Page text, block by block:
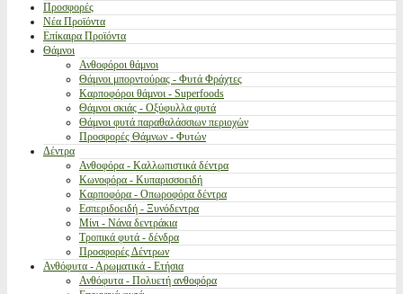
Προσφορές
Νέα Προϊόντα
Επίκαιρα Προϊόντα
Θάμνοι
Ανθοφόροι θάμνοι
Θάμνοι μπορντούρας - Φυτά Φράχτες
Καρποφόροι θάμνοι - Superfoods
Θάμνοι σκιάς - Οξύφυλλα φυτά
Θάμνοι φυτά παραθαλάσσιων περιοχών
Προσφορές Θάμνων - Φυτών
Δέντρα
Ανθοφόρα - Καλλωπιστικά δέντρα
Κωνοφόρα - Κυπαρισσοειδή
Καρποφόρα - Οπωροφόρα δέντρα
Εσπεριδοειδή - Ξυνόδεντρα
Μίνι - Νάνα δεντράκια
Τροπικά φυτά - δένδρα
Προσφορές Δέντρων
Ανθόφυτα - Αρωματικά - Ετήσια
Ανθόφυτα - Πολυετή ανθοφόρα